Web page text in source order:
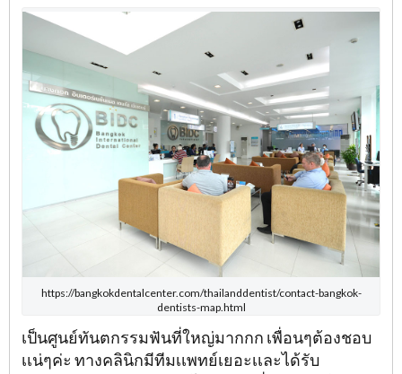
https://bangkokdentalcenter.com/thailanddentist/contact-bangkok-
dentists-map.html
เป็นศูนย์ทันตกรรมฟันที่ใหญ่มากกก เพื่อนๆต้องชอบ
เเน่ๆค่ะ ทางคลินิกมีทีมเเพทย์เยอะเเละได้รับ